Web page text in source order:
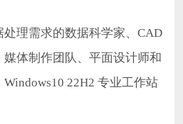
理需求的数据科学家、CAD
体制作团队、平面设计师和
22H2 专业工作站